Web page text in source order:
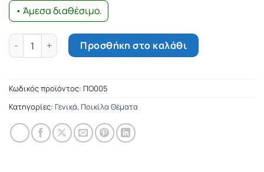
• Άμεσα διαθέσιμο.
Ανθολογία σύγχρονης ελληνικής ποίησης ποσότητα
Προσθήκη στο καλάθι
Κωδικός προϊόντος: ΠΟ005
Κατηγορίες: Γενικά, Ποικίλα Θέματα